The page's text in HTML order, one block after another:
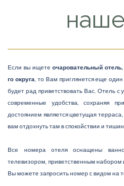
Еще один отель
Семейный
Если вы ищетеочаровательный
го округа , то Вам приглянется еще
будет рад приветствовать Вас. Отель
современные удобства, сохраняя
достоянием является цветущая
вам отдохнуть там в спокойствии и
Все номера отеля оснащены
телевизором, приветственным набором
Вы можете запросить номер с видом на